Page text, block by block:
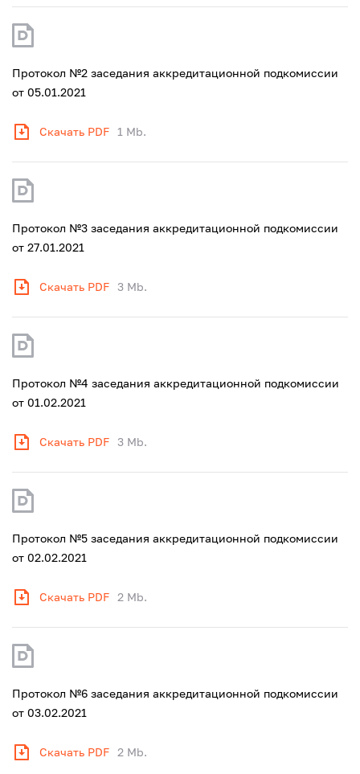
Протокол №2 заседания аккредитационной подкомиссии
от 05.01.2021
Скачать PDF 1 Mb.
Протокол №3 заседания аккредитационной подкомиссии
от 27.01.2021
Скачать PDF 3 Mb.
Протокол №4 заседания аккредитационной подкомиссии
от 01.02.2021
Скачать PDF 3 Mb.
Протокол №5 заседания аккредитационной подкомиссии
от 02.02.2021
Скачать PDF 2 Mb.
Протокол №6 заседания аккредитационной подкомиссии
от 03.02.2021
Скачать PDF 2 Mb.